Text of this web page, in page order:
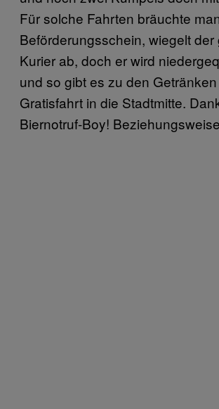
Für solche Fahrten bräuchte
Beförderungsschein, wiegelt der
Kurier ab, doch er wird
und so gibt es zu den
Gratisfahrt in die Stadtmitte.
Biernotruf-Boy!